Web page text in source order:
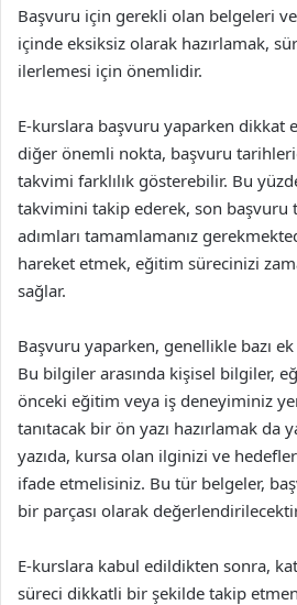
Başvuru için gerekli olan belgeleri
içinde eksiksiz olarak hazırlamak,
ilerlemesi için önemlidir.
E-kurslara başvuru yaparken dikkat
diğer önemli nokta, başvuru
takvimi farklılık gösterebilir. Bu
takvimini takip ederek, son başvuru
adımları tamamlamanız
hareket etmek, eğitim sürecinizi
sağlar.
Başvuru yaparken, genellikle bazı
Bu bilgiler arasında kişisel bilgiler,
önceki eğitim veya iş deneyiminiz
tanıtacak bir ön yazı hazırlamak da
yazıda, kursa olan ilginizi ve
ifade etmelisiniz. Bu tür belgeler,
bir parçası olarak
E-kurslara kabul edildikten sonra,
süreci dikkatli bir şekilde takip